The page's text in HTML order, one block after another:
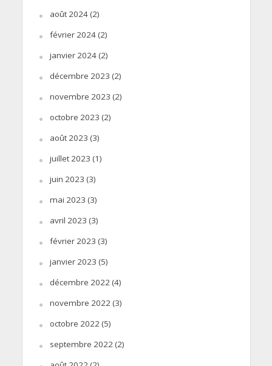
août 2024(2)
février 2024(2)
janvier 2024(2)
décembre 2023 (2)
novembre 2023 (2)
octobre 2023 (2)
août 2023 (3)
juillet 2023 (1)
juin 2023 (3)
mai 2023 (3)
avril 2023 (3)
février 2023 (3)
janvier 2023 (5)
décembre 2022(4)
novembre 2022(3)
octobre 2022(5)
septembre 2022(2)